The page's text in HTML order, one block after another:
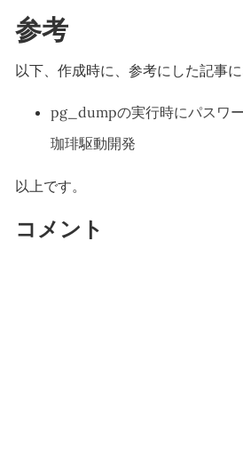
参考
以下、作成時に、参考にした記事に
pg_dumpの実行時にパスワ
珈琲駆動開発
以上です。
コメント